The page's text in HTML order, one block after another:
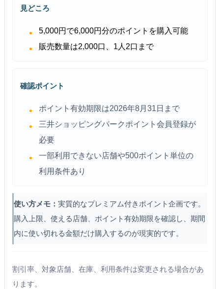
見どころ
5,000円で6,000円分のポイントを購入可能
販売数量は2,000口、1人2口まで
確認ポイント
ポイント有効期限は2026年8月31日まで
三井ショッピングパークポイント会員登録が
必要
一部利用できない店舗や500ポイント単位の
利用条件あり
使い方メモ： 実質的なプレミアム付きポイント企画です。
購入上限、使える店舗、ポイント有効期限を確認し、期間
内に使い切れる金額だけ購入するのが現実的です。
割引率、対象店舗、在庫、利用条件は変更される場合があ
ります。